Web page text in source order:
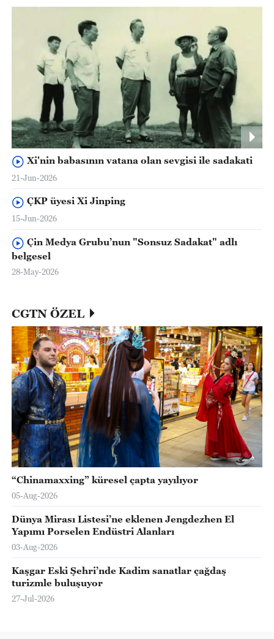
Xi'nin babasının vatana olan sevgisi ile sadakati
21-Jun-2026
ÇKP üyesi Xi Jinping
15-Jun-2026
Çin Medya Grubu’nun "Sonsuz Sadakat" adlı
belgesel
28-May-2026
CGTN ÖZEL
“Chinamaxxing” küresel çapta yayılıyor
05-Aug-2026
Dünya Mirası Listesi’ne eklenen Jengdezhen El
Yapımı Porselen Endüstri Alanları
03-Aug-2026
Kaşgar Eski Şehri’nde Kadim sanatlar çağdaş
turizmle buluşuyor
27-Jul-2026